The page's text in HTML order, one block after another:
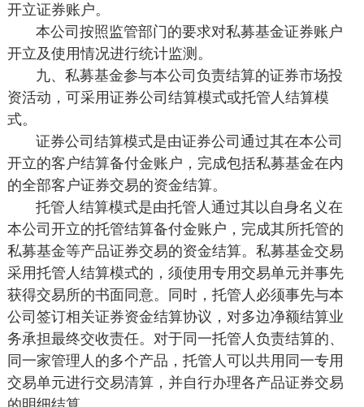
开立证券账户。
本公司按照监管部门的要求对私募基金证券账户
开立及使用情况进行统计监测。
九、私募基金参与本公司负责结算的证券市场投
资活动，可采用证券公司结算模式或托管人结算模
式。
证券公司结算模式是由证券公司通过其在本公司
开立的客户结算备付金账户，完成包括私募基金在内
的全部客户证券交易的资金结算。
托管人结算模式是由托管人通过其以自身名义在
本公司开立的托管结算备付金账户，完成其所托管的
私募基金等产品证券交易的资金结算。私募基金交易
采用托管人结算模式的，须使用专用交易单元并事先
获得交易所的书面同意。同时，托管人必须事先与本
公司签订相关证券资金结算协议，对多边净额结算业
务承担最终交收责任。对于同一托管人负责结算的、
同一家管理人的多个产品，托管人可以共用同一专用
交易单元进行交易清算，并自行办理各产品证券交易